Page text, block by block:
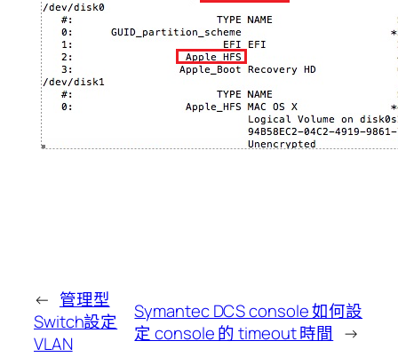
← 管理型
Switch設定
VLAN
Symantec DCS console 如何設
定 console 的 timeout 時間 →